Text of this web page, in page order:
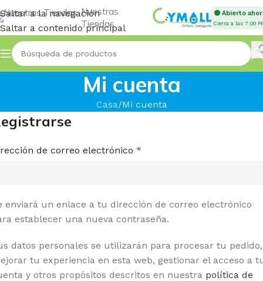
Saltar a la navegación
Saltar a contenido principal
Nuestras
Tiendas
🟢 Abierto
Cierra a las 7:00
Mi cuenta
Casa Mi cuenta
de correo electrónico *
enviará un enlace a tu dirección de correo electrónico
establecer una nueva contraseña.
datos personales se utilizarán para procesar tu pedido,
tu experiencia en esta web, gestionar el acceso a
y otros propósitos descritos en nuestra política de